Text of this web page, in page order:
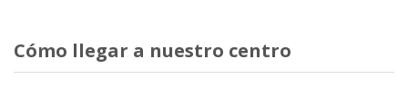
Cómo llegar a nuestro centro